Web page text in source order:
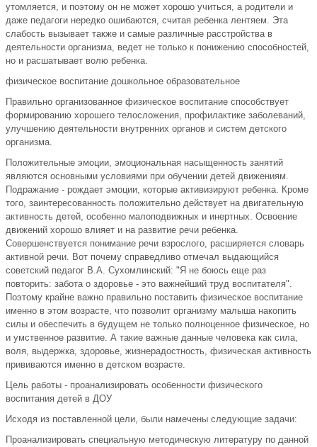
утомляется, и поэтому он не может хорошо учиться, а родители и
даже педагоги нередко ошибаются, считая ребенка лентяем. Эта
слабость вызывает также и самые различные расстройства в
деятельности организма, ведет не только к понижению способностей,
но и расшатывает волю ребенка.
физическое воспитание дошкольное образовательное
Правильно организованное физическое воспитание способствует
формированию хорошего телосложения, профилактике заболеваний,
улучшению деятельности внутренних органов и систем детского
организма.
Положительные эмоции, эмоциональная насыщенность занятий
являются основными условиями при обучении детей движениям.
Подражание - рождает эмоции, которые активизируют ребенка. Кроме
того, заинтересованность положительно действует на двигательную
активность детей, особенно малоподвижных и инертных. Освоение
движений хорошо влияет и на развитие речи ребенка.
Совершенствуется понимание речи взрослого, расширяется словарь
активной речи. Вот почему справедливо отмечал выдающийся
советский педагог В.А. Сухомлинский: "Я не боюсь еще раз
повторить: забота о здоровье - это важнейший труд воспитателя".
Поэтому крайне важно правильно поставить физическое воспитание
именно в этом возрасте, что позволит организму малыша накопить
силы и обеспечить в будущем не только полноценное физическое, но
и умственное развитие. А такие важные данные человека как сила,
воля, выдержка, здоровье, жизнерадостность, физическая активность
прививаются именно в детском возрасте.
Цель работы - проанализировать особенности физического
воспитания детей в ДОУ
Исходя из поставленной цели, были намечены следующие задачи:
Проанализировать специальную методическую литературу по данной